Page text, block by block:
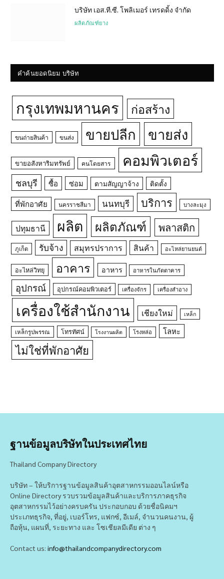
บริษัท เอส.ที.ซี. โพลิเมอร์ เทรดดิ้ง จำกัด
ผลิตภัณฑ์ยาง
คำค้นยอดนิยม บริษัท
กรุงเทพมหานคร ก่อสร้าง
ขนถ่ายสินค้า ขนส่ง ขายปลีก ขายส่ง
ขายอสังหาริมทรัพย์ คนโดยสาร คอมพิวเตอร์
ชลบุรี ซื้อ ซ่อม ตามสัญญาจ้าง ติดตั้ง
ที่พักอาศัย นครราชสีมา นนทบุรี บริการ บางละมุง
ปทุมธานี ผลิต ผลิตภัณฑ์ พลาสติก
ภูเก็ต รับจ้าง สมุทรปราการ สินค้า อะไหล่ยานยนต์
อะไหล่วิทยุ อาคาร อาหาร อาหารในภัตตาคาร
อุปกรณ์ อุปกรณ์คอมพิวเตอร์ เครื่องจักร เครื่องสำอาง
เครื่องใช้สำนักงาน เชียงใหม่ เหล็ก
เหล็กรูปพรรณ โทรทัศน์ โรงงานผลิต โรงหล่อ โลหะ
ไม่ใช่ที่พักอาศัย
ฐานข้อมูลบริษัทในประเทศไทย
Thailand Company Directory
บริษัท – ให้บริการฐานข้อมูลสินค้าอุตสาหกรรมออนไลน์หรือ
Online Directory รวบรวมข้อมูลสินค้าและบริการภาคธุรกิจ
อุตสาหกรรมไว้อย่างครบครัน ประกอบกอบ ด้วยชื่อนิคมฯ
ประเภทธุรกิจ, ที่อยู่, เบอร์โทร, แฟกซ์, อีเมล์, จำนวนคนงาน, ผู้
ถือหุ้น, แผนที่, ระยะทาง และ โซเชียลมีเดีย ต่าง ๆ
Contact us: info@thailandcompanydirectory.com